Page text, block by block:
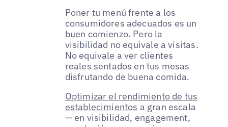
Poner tu menú frente a los
consumidores adecuados es un
buen comienzo. Pero la
visibilidad no equivale a visitas.
No equivale a ver clientes
reales sentados en tus mesas
disfrutando de buena comida.
Optimizar el rendimiento de tus
establecimientos a gran escala
— en visibilidad, engagement,